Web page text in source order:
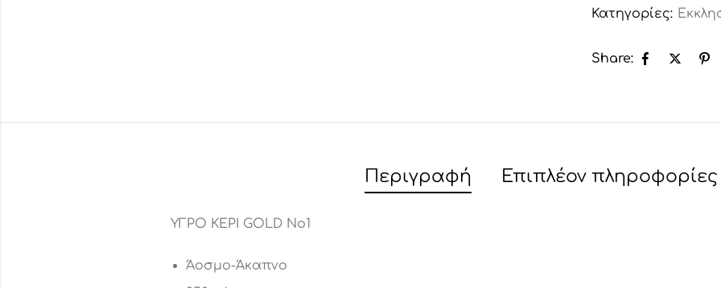
Κατηγορίες:
Share:
Περιγραφή Επιπλέον πληροφορίες
ΥΓΡΟ ΚΕΡΙ GOLD No1
Άοσμο-Άκαπνο